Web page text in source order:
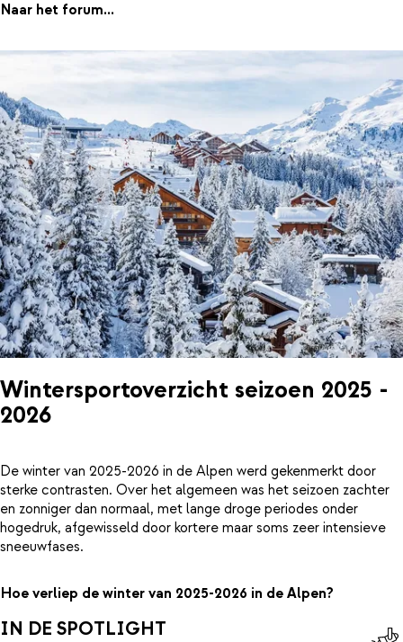
Naar het forum...
Wintersportoverzicht seizoen 2025 -
2026
De winter van 2025-2026 in de Alpen werd gekenmerkt door
sterke contrasten. Over het algemeen was het seizoen zachter
en zonniger dan normaal, met lange droge periodes onder
hogedruk, afgewisseld door kortere maar soms zeer intensieve
sneeuwfases.
Hoe verliep de winter van 2025-2026 in de Alpen?
IN DE SPOTLIGHT